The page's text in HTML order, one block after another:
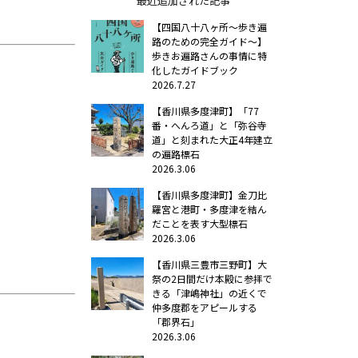
【四国八十八ヶ所～歩き遍
路のための完全ガイド～】
歩きお遍路さんの事情に特
化したガイドブック
2026.7.27
【香川県多度津町】「77
番・へんろ道」と「弥谷寺
道」と刻まれた大正4年建立
の遍路標石
2026.3.06
【香川県多度津町】金刀比
羅宮と港町・多度津を結ん
だことを表す大型標石
2026.3.06
【香川県三豊市三野町】大
祭の2日間だけ本殿に参拝で
きる「津嶋神社」の近くで
仲多度郡をアピールする
「郡界石」
2026.3.06